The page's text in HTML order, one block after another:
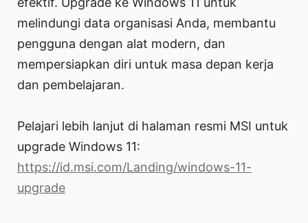
melindungi data organisasi Anda, membantu
pengguna dengan alat modern, dan
mempersiapkan diri untuk masa depan kerja
dan pembelajaran.
Pelajari lebih lanjut di halaman resmi MSI untuk
upgrade Windows 11:
https://id.msi.com/Landing/windows-11-
upgrade